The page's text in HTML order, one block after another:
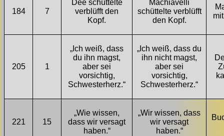
184 7
Dee schüttelte
verblüfft den
Kopf.
Machiavelli
schüttelte verblüfft
den Kopf.
205 1
„Ich weiß, dass
du ihn magst,
aber sei
vorsichtig,
Schwesterherz.“
„Ich weiß, dass du
ihn nicht magst,
aber sei
vorsichtig,
Schwesterherz.“
221 15
„Wie wissen,
dass wir versagt
haben.“
„Wir wissen, dass
wir versagt
haben.“